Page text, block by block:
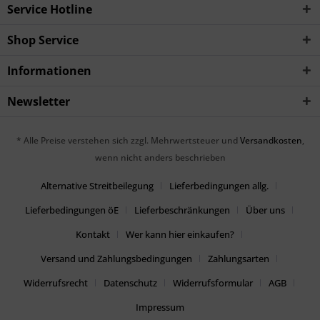
Service Hotline
Shop Service
Informationen
Newsletter
* Alle Preise verstehen sich zzgl. Mehrwertsteuer und Versandkosten,
wenn nicht anders beschrieben
Alternative Streitbeilegung
Lieferbedingungen allg.
Lieferbedingungen öE
Lieferbeschränkungen
Über uns
Kontakt
Wer kann hier einkaufen?
Versand und Zahlungsbedingungen
Zahlungsarten
Widerrufsrecht
Datenschutz Widerrufsformular
AGB
Impressum